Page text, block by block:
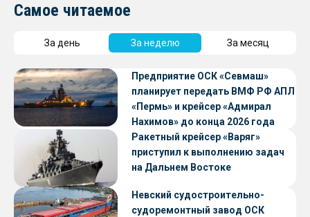
Самое читаемое
За день За неделю За месяц
Предприятие ОСК «Севмаш»
планирует передать ВМФ РФ АПЛ
«Пермь» и крейсер «Адмирал
Нахимов» до конца 2026 года
Ракетный крейсер «Варяг»
приступил к выполнению задач
на Дальнем Востоке
Невский судостроительно-
судоремонтный завод ОСК